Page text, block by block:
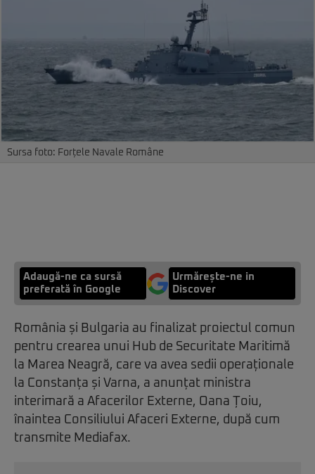
Sursa foto: Forțele Navale Române
Adaugă-ne ca sursă
preferată în Google
Urmărește-ne in
Discover
România și Bulgaria au finalizat proiectul comun
pentru crearea unui Hub de Securitate Maritimă
la Marea Neagră, care va avea sedii operaționale
la Constanța și Varna, a anunțat ministra
interimară a Afacerilor Externe, Oana Țoiu,
înaintea Consiliului Afaceri Externe, după cum
transmite Mediafax.